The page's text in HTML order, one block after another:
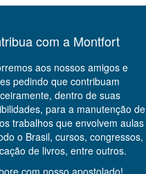
com a Montfort
aos nossos amigos e
pedindo que contribuam
dentro de suas
para a manutenção de
trabalhos que envolvem aulas
o Brasil, cursos, congressos,
de livros, entre outros.
com nosso apostolado!